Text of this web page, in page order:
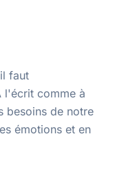
faut
l'écrit comme à
besoins de notre
émotions et en